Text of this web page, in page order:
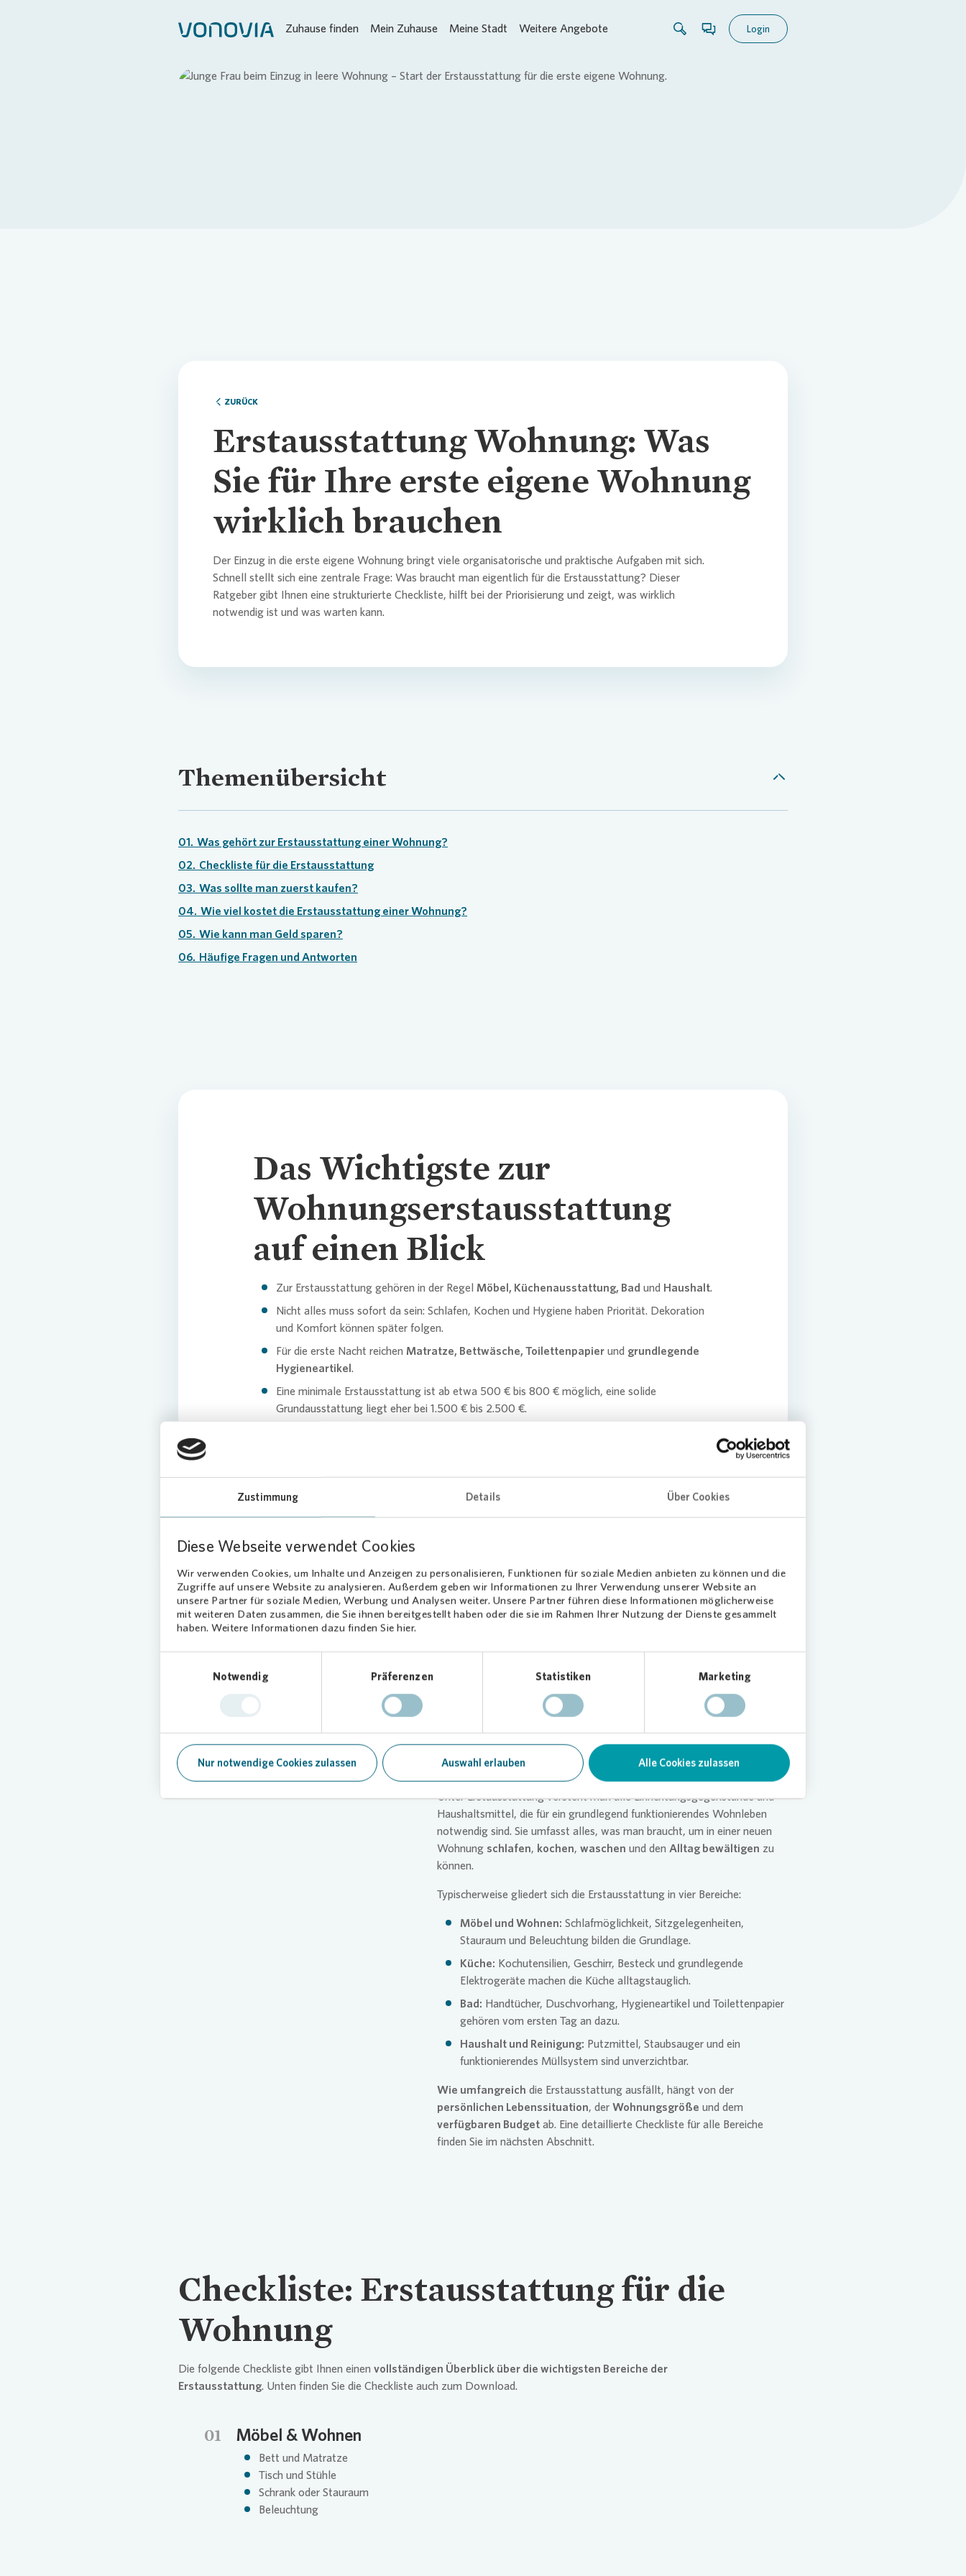
Zustimmung Details Über Cookies
Diese Webseite verwendet Cookies
Wir verwenden Cookies, um Inhalte und Anzeigen zu personalisieren, Funktionen für soziale Medien anbieten zu können und die
Zugriffe auf unsere Website zu analysieren. Außerdem geben wir Informationen zu Ihrer Verwendung unserer Website an
unsere Partner für soziale Medien, Werbung und Analysen weiter. Unsere Partner führen diese Informationen möglicherweise
mit weiteren Daten zusammen, die Sie ihnen bereitgestellt haben oder die sie im Rahmen Ihrer Nutzung der Dienste gesammelt
haben. Weitere Informationen dazu finden Sie hier.
Notwendig
Präferenzen Statistiken Marketing
Nur notwendige Cookies zulassen Auswahl erlauben Alle Cookies zulassen
Zuhause finden Mein Zuhause Meine Stadt Weitere Angebote Login
ZURÜCK
Erstausstattung Wohnung: Was
Sie für Ihre erste eigene Wohnung
wirklich brauchen
Der Einzug in die erste eigene Wohnung bringt viele organisatorische und praktische Aufgaben mit sich.
Schnell stellt sich eine zentrale Frage: Was braucht man eigentlich für die Erstausstattung? Dieser
Ratgeber gibt Ihnen eine strukturierte Checkliste, hilft bei der Priorisierung und zeigt, was wirklich
notwendig ist und was warten kann.
Themenübersicht
01. Was gehört zur Erstausstattung einer Wohnung?
02. Checkliste für die Erstausstattung
03. Was sollte man zuerst kaufen?
04. Wie viel kostet die Erstausstattung einer Wohnung?
05. Wie kann man Geld sparen?
06. Häufige Fragen und Antworten
Das Wichtigste zur
Wohnungs­erst­ausstattung
auf einen Blick
Zur Erstausstattung gehören in der Regel Möbel, Küchenausstattung, Bad und Haushalt.
Nicht alles muss sofort da sein: Schlafen, Kochen und Hygiene haben Priorität. Dekoration
und Komfort können später folgen.
Für die erste Nacht reichen Matratze, Bettwäsche, Toilettenpapier und grundlegende
Hygieneartikel.
Eine minimale Erstausstattung ist ab etwa 500 € bis 800 € möglich, eine solide
Grundausstattung liegt eher bei 1.500 € bis 2.500 €.
Loading...
Was gehört zur
Erstausstattung einer
Wohnung?
Unter Erstausstattung versteht man alle Einrichtungsgegenstände und
Haushaltsmittel, die für ein grundlegend funktionierendes Wohnleben
notwendig sind. Sie umfasst alles, was man braucht, um in einer neuen
Wohnung schlafen, kochen, waschen und den Alltag bewältigen zu
können.
Typischerweise gliedert sich die Erstausstattung in vier Bereiche:
Möbel und Wohnen: Schlafmöglichkeit, Sitzgelegenheiten,
Stauraum und Beleuchtung bilden die Grundlage.
Küche: Kochutensilien, Geschirr, Besteck und grundlegende
Elektrogeräte machen die Küche alltagstauglich.
Bad: Handtücher, Duschvorhang, Hygieneartikel und Toilettenpapier
gehören vom ersten Tag an dazu.
Haushalt und Reinigung: Putzmittel, Staubsauger und ein
funktionierendes Müllsystem sind unverzichtbar.
Wie umfangreich die Erstausstattung ausfällt, hängt von der
persönlichen Lebenssituation, der Wohnungsgröße und dem
verfügbaren Budget ab. Eine detaillierte Checkliste für alle Bereiche
finden Sie im nächsten Abschnitt.
Checkliste: Erstausstattung für die
Wohnung
Die folgende Checkliste gibt Ihnen einen vollständigen Überblick über die wichtigsten Bereiche der
Erstausstattung. Unten finden Sie die Checkliste auch zum Download.
01 Möbel & Wohnen
Bett und Matratze
Tisch und Stühle
Schrank oder Stauraum
Beleuchtung